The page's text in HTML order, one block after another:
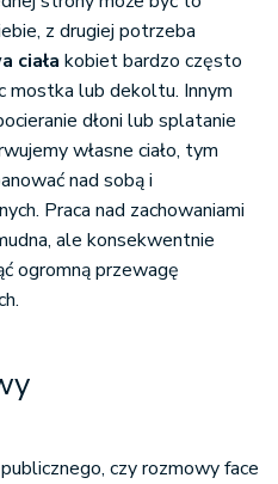
z drugiej potrzeba
ciała kobiet bardzo często
mostka lub dekoltu. Innym
dłoni lub splatanie
własne ciało, tym
nad sobą i
Praca nad zachowaniami
ale konsekwentnie
ogromną przewagę
czy rozmowy face